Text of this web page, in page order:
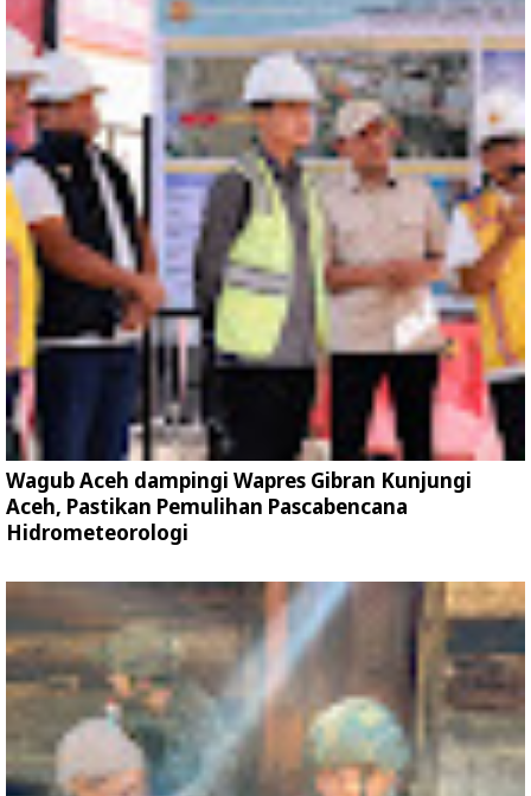
Wagub Aceh dampingi Wapres Gibran Kunjungi
Aceh, Pastikan Pemulihan Pascabencana
Hidrometeorologi